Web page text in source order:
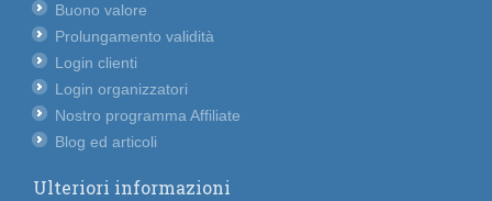
Buono valore
Prolungamento validità
Login clienti
Login organizzatori
Nostro programma Affiliate
Blog ed articoli
Ulteriori informazioni